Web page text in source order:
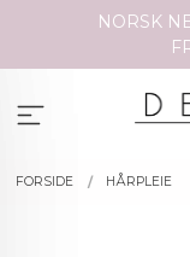
NORSK
FORSIDE HÅRPLEIE